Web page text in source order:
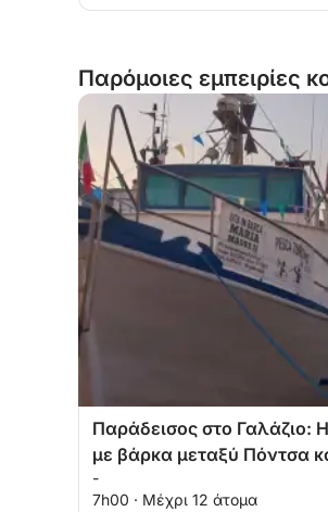
Παρόμοιες εμπειρίες
Παράδεισος στο Γαλάζιο:
με βάρκα μεταξύ Πόντσα
Παλμαρόλα
-
7h00 · Μέχρι 12 άτομα